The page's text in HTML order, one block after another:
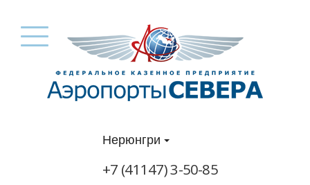
Нерюнгри
+7 (41147) 3-50-85